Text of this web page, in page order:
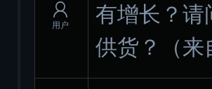
用户
有增长？请
供货？
（